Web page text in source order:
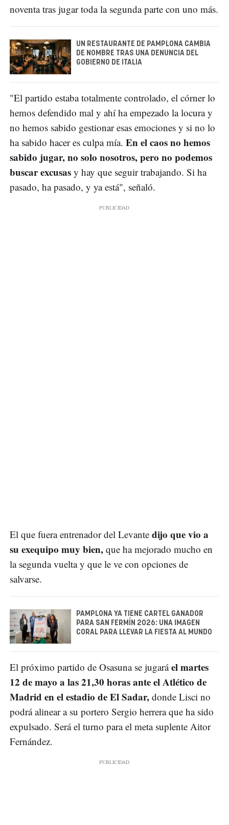
noventa tras jugar toda la segunda parte con uno más.
UN RESTAURANTE DE PAMPLONA CAMBIA
DE NOMBRE TRAS UNA DENUNCIA DEL
GOBIERNO DE ITALIA
"El partido estaba totalmente controlado, el córner lo
hemos defendido mal y ahí ha empezado la locura y
no hemos sabido gestionar esas emociones y si no lo
ha sabido hacer es culpa mía. En el caos no hemos
sabido jugar, no solo nosotros, pero no podemos
buscar excusas y hay que seguir trabajando. Si ha
pasado, ha pasado, y ya está", señaló.
El que fuera entrenador del Levante dijo que vio a
su exequipo muy bien, que ha mejorado mucho en
la segunda vuelta y que le ve con opciones de
salvarse.
PAMPLONA YA TIENE CARTEL GANADOR
PARA SAN FERMÍN 2026: UNA IMAGEN
CORAL PARA LLEVAR LA FIESTA AL MUNDO
El próximo partido de Osasuna se jugaráel martes
12 de mayo a las 21,30 horas ante el Atlético de
Madrid en el estadio de El Sadar, donde Lisci no
podrá alinear a su portero Sergio herrera que ha sido
expulsado. Será el turno para el meta suplente Aitor
Fernández.